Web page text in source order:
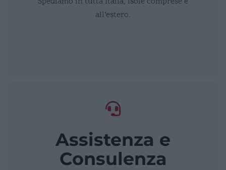
all’estero.
Assistenza e
Consulenza